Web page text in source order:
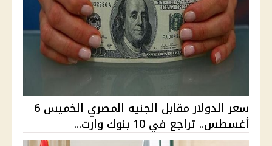
سعر الدولار مقابل الجنيه المصري الخميس 6
أغسطس.. تراجع في 10 بنوك وارت...